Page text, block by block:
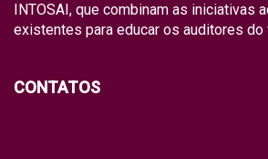
INTOSAI, que combinam as iniciativas
existentes para educar os auditores do
CONTATOS